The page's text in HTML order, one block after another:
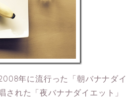
年に流行った「朝バナナダイ
された「夜バナナダイエット」